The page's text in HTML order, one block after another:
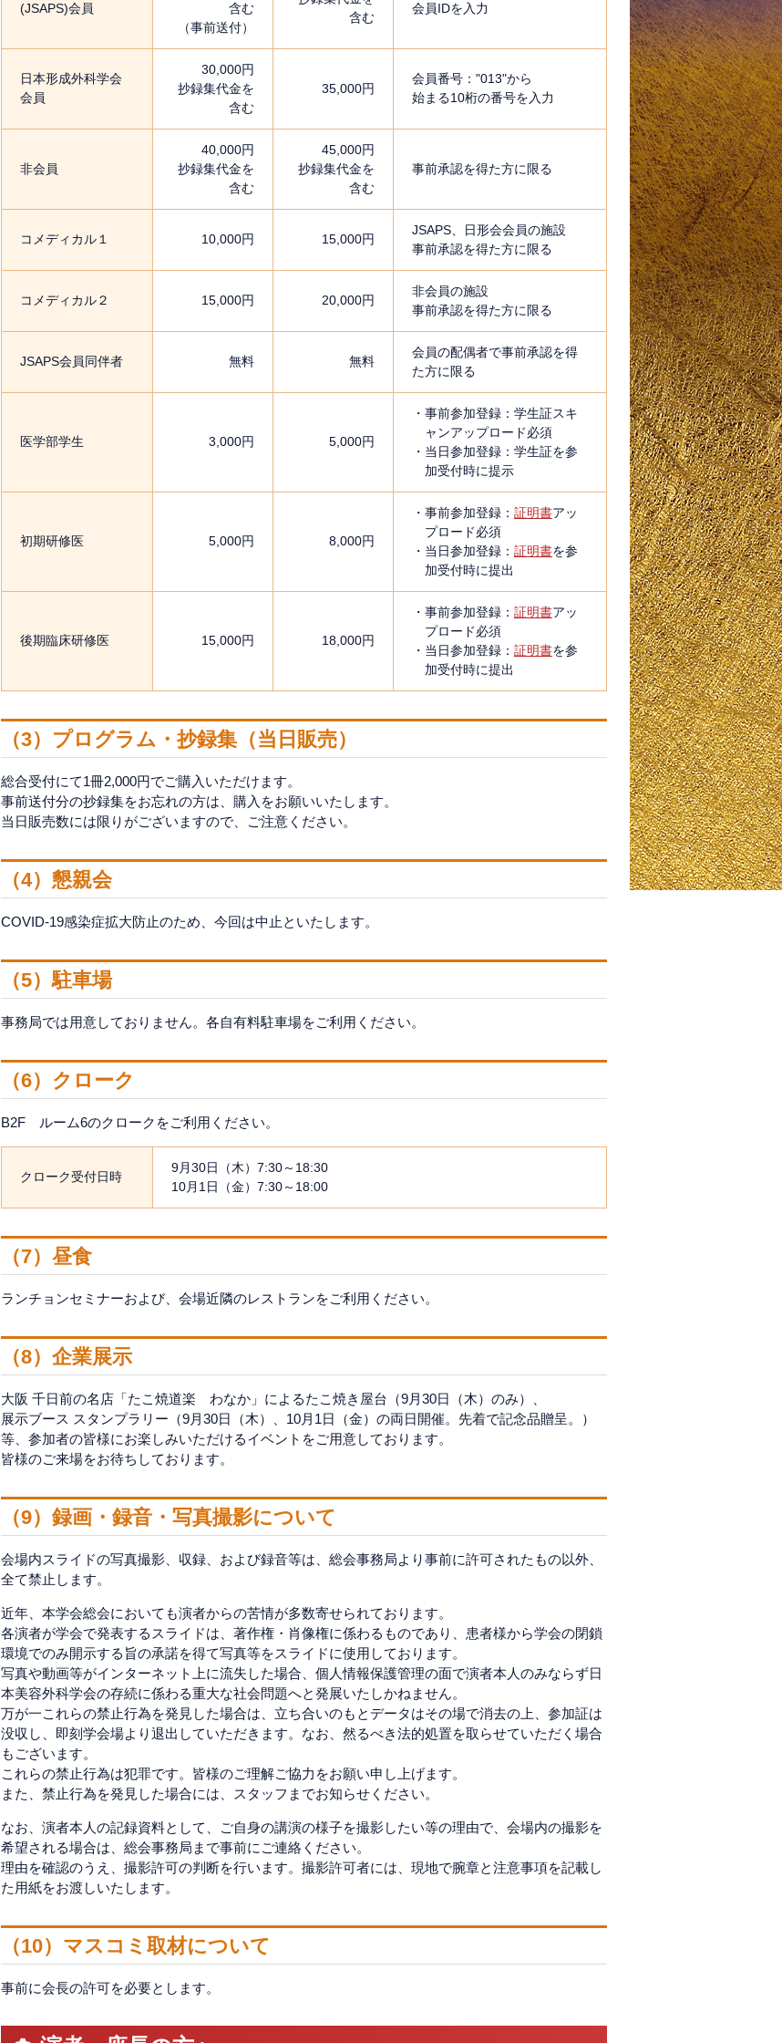
(JSAPS)会員
含む
（事前送付）
含む
会員IDを入力
日本形成外科学会
会員
30,000円
抄録集代金を
含む
35,000円
会員番号："013"から
始まる10桁の番号を入力
非会員
40,000円
抄録集代金を
含む
45,000円
抄録集代金を
含む
事前承認を得た方に限る
コメディカル１ 10,000円 15,000円
JSAPS、日形会会員の施設
事前承認を得た方に限る
コメディカル２ 15,000円 20,000円
非会員の施設
事前承認を得た方に限る
JSAPS会員同伴者 無料 無料
会員の配偶者で事前承認を得
た方に限る
医学部学生 3,000円 5,000円
・事前参加登録：学生証スキ
ャンアップロード必須
・当日参加登録：学生証を参
加受付時に提示
初期研修医 5,000円 8,000円
・事前参加登録： 証明書アッ
プロード必須
・当日参加登録： 証明書を参
加受付時に提出
後期臨床研修医 15,000円 18,000円
・事前参加登録： 証明書アッ
プロード必須
・当日参加登録： 証明書を参
加受付時に提出
（3）プログラム・抄録集（当日販売）
総合受付にて1冊2,000円でご購入いただけます。
事前送付分の抄録集をお忘れの方は、購入をお願いいたします。
当日販売数には限りがございますので、ご注意ください。
（4）懇親会
COVID-19感染症拡大防止のため、今回は中止といたします。
（5）駐車場
事務局では用意しておりません。各自有料駐車場をご利用ください。
（6）クローク
B2F ルーム6のクロークをご利用ください。
クローク受付日時
9月30日（木）7:30～18:30
10月1日（金）7:30～18:00
（7）昼食
ランチョンセミナーおよび、会場近隣のレストランをご利用ください。
（8）企業展示
大阪 千日前の名店「たこ焼道楽 わなか」によるたこ焼き屋台（9月30日（木）のみ）、
展示ブース スタンプラリー（9月30日（木）、10月1日（金）の両日開催。先着で記念品贈呈。）
等、参加者の皆様にお楽しみいただけるイベントをご用意しております。
皆様のご来場をお待ちしております。
（9）録画・録音・写真撮影について
会場内スライドの写真撮影、収録、および録音等は、総会事務局より事前に許可されたもの以外、
全て禁止します。
近年、本学会総会においても演者からの苦情が多数寄せられております。
各演者が学会で発表するスライドは、著作権・肖像権に係わるものであり、患者様から学会の閉鎖
環境でのみ開示する旨の承諾を得て写真等をスライドに使用しております。
写真や動画等がインターネット上に流失した場合、個人情報保護管理の面で演者本人のみならず日
本美容外科学会の存続に係わる重大な社会問題へと発展いたしかねません。
万が一これらの禁止行為を発見した場合は、立ち合いのもとデータはその場で消去の上、参加証は
没収し、即刻学会場より退出していただきます。なお、然るべき法的処置を取らせていただく場合
もございます。
これらの禁止行為は犯罪です。皆様のご理解ご協力をお願い申し上げます。
また、禁止行為を発見した場合には、スタッフまでお知らせください。
なお、演者本人の記録資料として、ご自身の講演の様子を撮影したい等の理由で、会場内の撮影を
希望される場合は、総会事務局まで事前にご連絡ください。
理由を確認のうえ、撮影許可の判断を行います。撮影許可者には、現地で腕章と注意事項を記載し
た用紙をお渡しいたします。
（10）マスコミ取材について
事前に会長の許可を必要とします。